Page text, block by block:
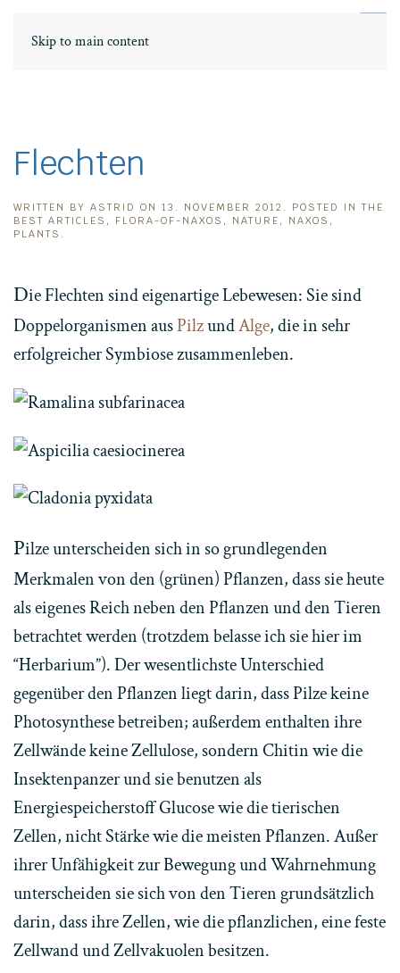
Skip to main content
Flechten
WRITTEN BY ASTRID ON 13. NOVEMBER 2012 . POSTED INTHE
BEST ARTICLES , FLORA-OF-NAXOS , NATURE , NAXOS ,
PLANTS .
Die Flechten sind eigenartige Lebewesen: Sie sind
Doppelorganismen ausPilzundAlge, die in sehr
erfolgreicher Symbiose zusammenleben.
Pilze unterscheiden sich in so grundlegenden
Merkmalen von den (grünen) Pflanzen, dass sie heute
als eigenes Reich neben den Pflanzen und den Tieren
betrachtet werden (trotzdem belasse ich sie hier im
“Herbarium”). Der wesentlichste Unterschied
gegenüber den Pflanzen liegt darin, dass Pilze keine
Photosynthese betreiben; außerdem enthalten ihre
Zellwände keine Zellulose, sondern Chitin wie die
Insektenpanzer und sie benutzen als
Energiespeicherstoff Glucose wie die tierischen
Zellen, nicht Stärke wie die meisten Pflanzen. Außer
ihrer Unfähigkeit zur Bewegung und Wahrnehmung
unterscheiden sie sich von den Tieren grundsätzlich
darin, dass ihre Zellen, wie die pflanzlichen, eine feste
Zellwand und Zellvakuolen besitzen.